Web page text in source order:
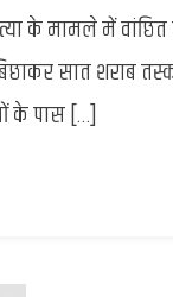
RPF
के मामले में
सात शराब
के पास […]